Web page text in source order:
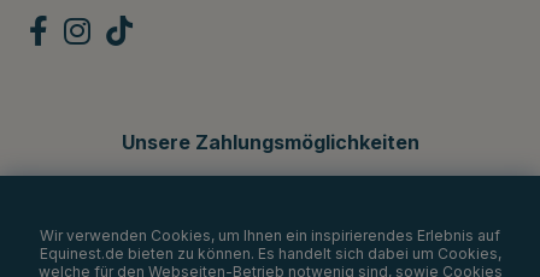
Unsere Zahlungsmöglichkeiten
Wir verwenden Cookies, um Ihnen ein inspirierendes Erlebnis auf
Equinest.de bieten zu können. Es handelt sich dabei um Cookies,
welche für den Webseiten-Betrieb notwenig sind, sowie Cookies